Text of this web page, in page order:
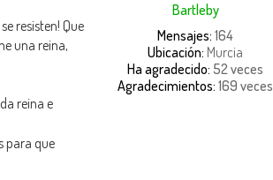
Bartleby
Mensajes: 164
Ubicación: Murcia
Ha agradecido: 52 veces
Agradecimientos: 169 veces
resisten! Que
una reina,
reina e
para que